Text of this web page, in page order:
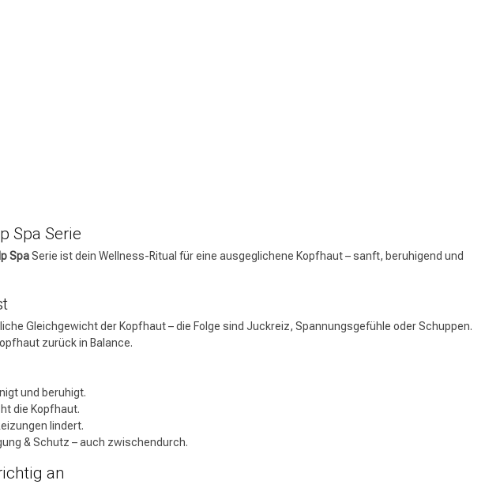
Spa Serie
SpaSerie ist dein Wellness-Ritual für eine ausgeglichene Kopfhaut – sanft, beruhigend und
Gleichgewicht der Kopfhaut – die Folge sind Juckreiz, Spannungsgefühle oder Schuppen.
zurück in Balance.
und beruhigt.
die Kopfhaut.
lindert.
& Schutz – auch zwischendurch.
an